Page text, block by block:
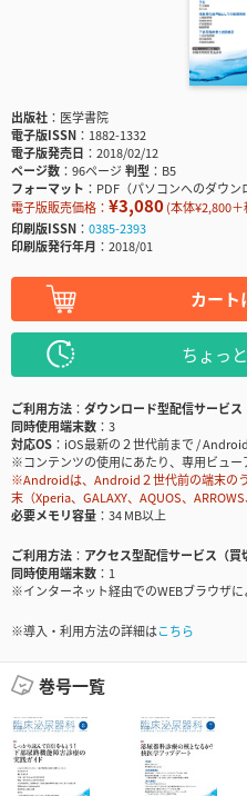
出版社
医学書院
電子版ISSN
1882-1332
電子版発売日
2018/02/12
ページ数
96ページ判型
B5
フォーマット
PDF（パソコンへのダウン
電子版販売価格： ¥3,080(本体¥2,800
印刷版ISSN
0385-2393
印刷版発行年月
2018/01
カート
ちょっ
ご利用方法
ダウンロード型配信サービス
同時使用端末数
3
対応OS
iOS最新の２世代前まで /
※コンテンツの使用にあたり、専用ビュ
※Androidは、Android２世代前の端末の
末（Xperia、GALAXY、AQUOS、
必要メモリ容量
34 MB以上
ご利用方法
アクセス型配信サービス（買
同時使用端末数
1
※インターネット経由でのWEBブラウザに
※導入・利用方法の詳細はこちら
巻号一覧